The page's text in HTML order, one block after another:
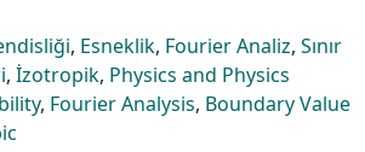
, Esneklik, Fourier Analiz, Sınır
, İzotropik, Physics and Physics
, Fourier Analysis, Boundary Value